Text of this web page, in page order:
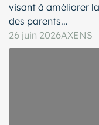
visant à améliorer
des parents...
26 juin 2026AXENS